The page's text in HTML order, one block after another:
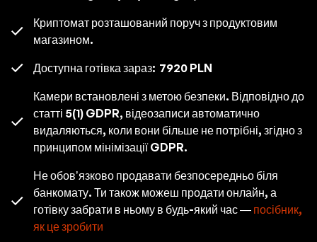
Криптомат розташований поруч з продуктовим
магазином.
Доступна готівка зараз: 7920 PLN
Камери встановлені з метою безпеки. Відповідно до
статті 5(1) GDPR, відеозаписи автоматично
видаляються, коли вони більше не потрібні, згідно з
принципом мінімізації GDPR.
Не обов’язково продавати безпосередньо біля
банкомату. Ти також можеш продати онлайн, а
готівку забрати в ньому в будь-який час — посібник,
як це зробити